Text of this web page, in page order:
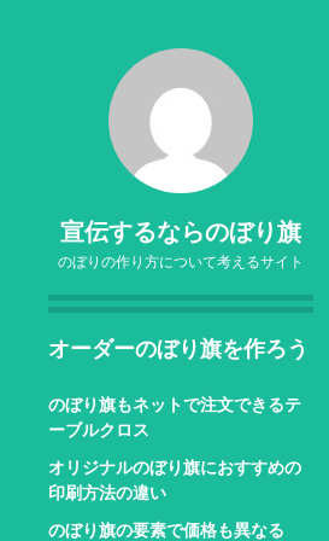
宣伝するならのぼり旗
のぼりの作り方について考えるサイト
オーダーのぼり旗を作ろう
のぼり旗もネットで注文できるテ
ーブルクロス
オリジナルのぼり旗におすすめの
印刷方法の違い
のぼり旗の要素で価格も異なる